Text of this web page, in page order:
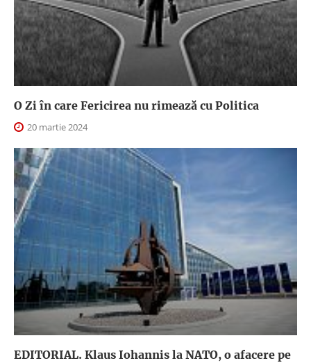
O Zi în care Fericirea nu rimează cu Politica
20 martie 2024
EDITORIAL. Klaus Iohannis la NATO, o afacere pe